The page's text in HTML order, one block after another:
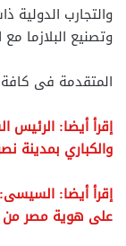
والتجارب الدولية
وتصنيع البلازما
المتقدمة فى
إقرأ أيضا:
والكباري بمدينة
على هوية مصر من